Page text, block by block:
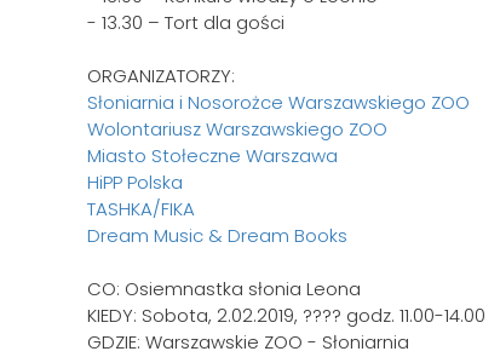
- 13.30 – Tort dla gości
ORGANIZATORZY:
Słoniarnia i Nosorożce Warszawskiego ZOO
Wolontariusz Warszawskiego ZOO
Miasto Stołeczne Warszawa
HiPP Polska
TASHKA/FIKA
Dream Music & Dream Books
CO: Osiemnastka słonia Leona
KIEDY: Sobota, 2.02.2019, ???? godz. 11.00-14.00
GDZIE: Warszawskie ZOO - Słoniarnia